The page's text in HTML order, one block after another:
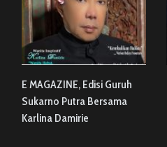
E MAGAZINE, Edisi Guruh
Sukarno Putra Bersama
Karlina Damirie